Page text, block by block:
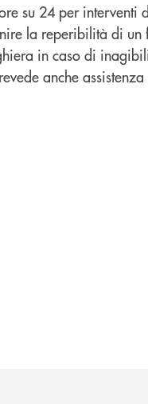
su 24 per interventi
la reperibilità di
in caso di
anche